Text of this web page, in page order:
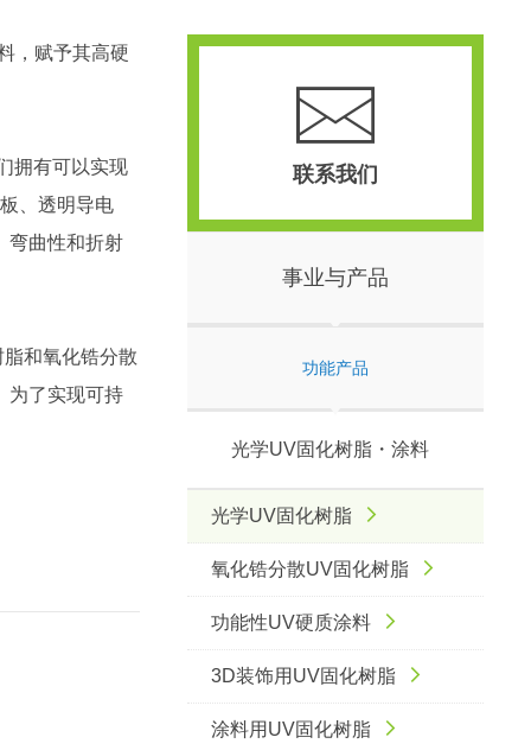
，赋予其高硬
拥有可以实现
、透明导电
弯曲性和折射
和氧化锆分散
为了实现可持
联系我们
事业与产品
功能产品
光学UV固化树脂・涂料
光学UV固化树脂
氧化锆分散UV固化树脂
功能性UV硬质涂料
3D装饰用UV固化树脂
涂料用UV固化树脂